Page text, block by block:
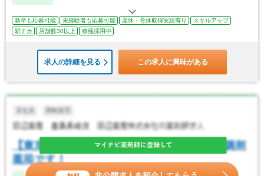
新卒も応募可能 未経験者も応募可能 産休・育休取得実績有り
スキルアップ
駅チカ
店舗数30以上 積極採用中
求人の詳細を見る この求人に興味がある